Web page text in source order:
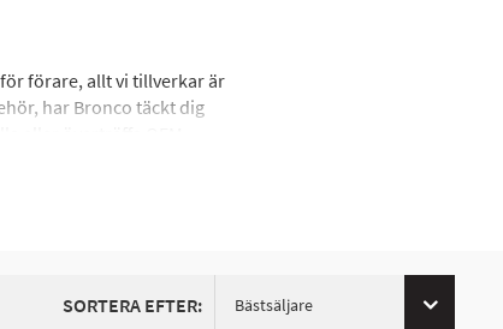
förare, allt vi tillverkar är
har Bronco täckt dig
SORTERA EFTER: Bästsäljare